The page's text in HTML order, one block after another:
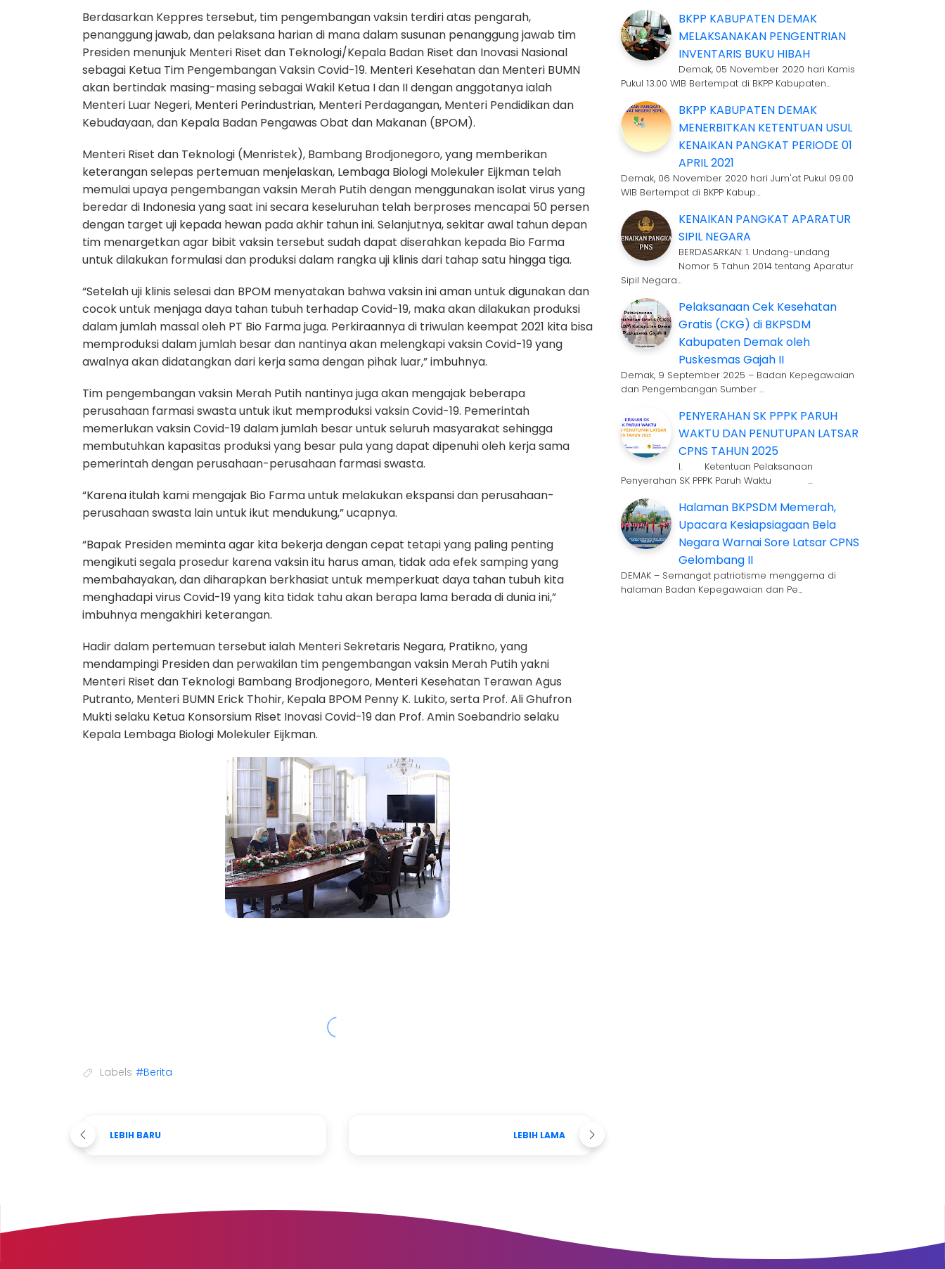
Berdasarkan Keppres tersebut, tim pengembangan vaksin terdiri atas pengarah,
penanggung jawab, dan pelaksana harian di mana dalam susunan penanggung jawab tim
Presiden menunjuk Menteri Riset dan Teknologi/Kepala Badan Riset dan Inovasi Nasional
sebagai Ketua Tim Pengembangan Vaksin Covid-19. Menteri Kesehatan dan Menteri BUMN
akan bertindak masing-masing sebagai Wakil Ketua I dan II dengan anggotanya ialah
Menteri Luar Negeri, Menteri Perindustrian, Menteri Perdagangan, Menteri Pendidikan dan
Kebudayaan, dan Kepala Badan Pengawas Obat dan Makanan (BPOM).
Menteri Riset dan Teknologi (Menristek), Bambang Brodjonegoro, yang memberikan
keterangan selepas pertemuan menjelaskan, Lembaga Biologi Molekuler Eijkman telah
memulai upaya pengembangan vaksin Merah Putih dengan menggunakan isolat virus yang
beredar di Indonesia yang saat ini secara keseluruhan telah berproses mencapai 50 persen
dengan target uji kepada hewan pada akhir tahun ini. Selanjutnya, sekitar awal tahun depan
tim menargetkan agar bibit vaksin tersebut sudah dapat diserahkan kepada Bio Farma
untuk dilakukan formulasi dan produksi dalam rangka uji klinis dari tahap satu hingga tiga.
“Setelah uji klinis selesai dan BPOM menyatakan bahwa vaksin ini aman untuk digunakan dan
cocok untuk menjaga daya tahan tubuh terhadap Covid-19, maka akan dilakukan produksi
dalam jumlah massal oleh PT Bio Farma juga. Perkiraannya di triwulan keempat 2021 kita bisa
memproduksi dalam jumlah besar dan nantinya akan melengkapi vaksin Covid-19 yang
awalnya akan didatangkan dari kerja sama dengan pihak luar,” imbuhnya.
Tim pengembangan vaksin Merah Putih nantinya juga akan mengajak beberapa
perusahaan farmasi swasta untuk ikut memproduksi vaksin Covid-19. Pemerintah
memerlukan vaksin Covid-19 dalam jumlah besar untuk seluruh masyarakat sehingga
membutuhkan kapasitas produksi yang besar pula yang dapat dipenuhi oleh kerja sama
pemerintah dengan perusahaan-perusahaan farmasi swasta.
“Karena itulah kami mengajak Bio Farma untuk melakukan ekspansi dan perusahaan-
perusahaan swasta lain untuk ikut mendukung,” ucapnya.
“Bapak Presiden meminta agar kita bekerja dengan cepat tetapi yang paling penting
mengikuti segala prosedur karena vaksin itu harus aman, tidak ada efek samping yang
membahayakan, dan diharapkan berkhasiat untuk memperkuat daya tahan tubuh kita
menghadapi virus Covid-19 yang kita tidak tahu akan berapa lama berada di dunia ini,”
imbuhnya mengakhiri keterangan.
Hadir dalam pertemuan tersebut ialah Menteri Sekretaris Negara, Pratikno, yang
mendampingi Presiden dan perwakilan tim pengembangan vaksin Merah Putih yakni
Menteri Riset dan Teknologi Bambang Brodjonegoro, Menteri Kesehatan Terawan Agus
Putranto, Menteri BUMN Erick Thohir, Kepala BPOM Penny K. Lukito, serta Prof. Ali Ghufron
Mukti selaku Ketua Konsorsium Riset Inovasi Covid-19 dan Prof. Amin Soebandrio selaku
Kepala Lembaga Biologi Molekuler Eijkman.
Labels #Berita
LEBIH BARU LEBIH LAMA
BKPP KABUPATEN DEMAK
MELAKSANAKAN PENGENTRIAN
INVENTARIS BUKU HIBAH
Demak, 05 November 2020 hari Kamis
Pukul 13.00 WIB Bertempat di BKPP Kabupaten…
BKPP KABUPATEN DEMAK
MENERBITKAN KETENTUAN USUL
KENAIKAN PANGKAT PERIODE 01
APRIL 2021
Demak, 06 November 2020 hari Jum'at Pukul 09.00
WIB Bertempat di BKPP Kabup…
KENAIKAN PANGKAT APARATUR
SIPIL NEGARA
BERDASARKAN: 1. Undang-undang
Nomor 5 Tahun 2014 tentang Aparatur
Sipil Negara…
Pelaksanaan Cek Kesehatan
Gratis (CKG) di BKPSDM
Kabupaten Demak oleh
Puskesmas Gajah II
Demak, 9 September 2025 – Badan Kepegawaian
dan Pengembangan Sumber …
PENYERAHAN SK PPPK PARUH
WAKTU DAN PENUTUPAN LATSAR
CPNS TAHUN 2025
I. Ketentuan Pelaksanaan
Penyerahan SK PPPK Paruh Waktu …
Halaman BKPSDM Memerah,
Upacara Kesiapsiagaan Bela
Negara Warnai Sore Latsar CPNS
Gelombang II
DEMAK – Semangat patriotisme menggema di
halaman Badan Kepegawaian dan Pe…